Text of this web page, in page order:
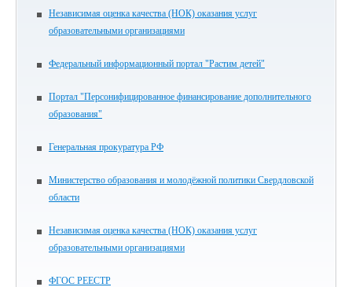
Независимая оценка качества (НОК) оказания услуг
образовательными организациями
Федеральный информационный портал "Растим детей"
Портал "Персонифицированное финансирование дополнительного
образования"
Генеральная прокуратура РФ
Министерство образования и молодёжной политики Свердловской
области
Независимая оценка качества (НОК) оказания услуг
образовательными организациями
ФГОС РЕЕСТР